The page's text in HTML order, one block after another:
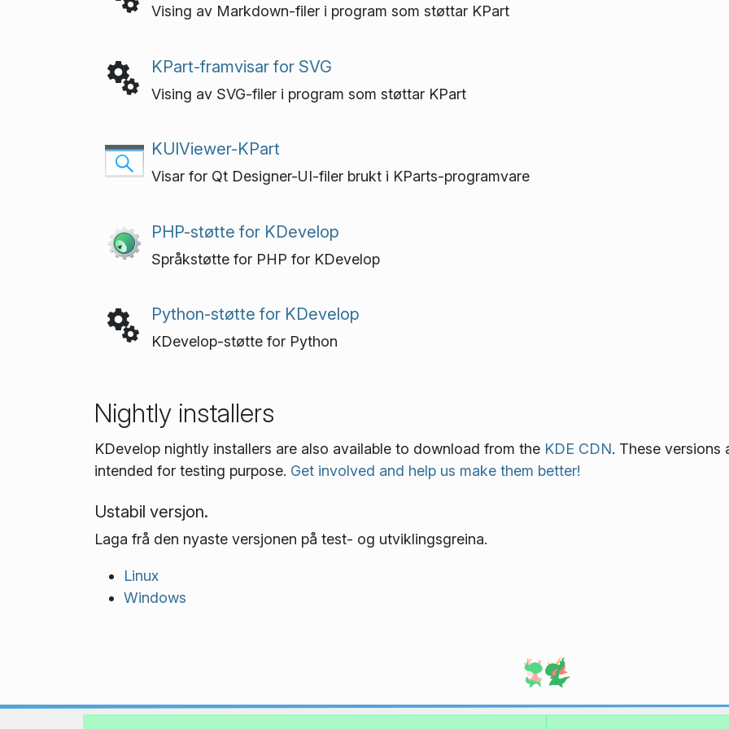
Vising av Markdown-filer i program som støttar KPart
KPart-framvisar for SVG
Vising av SVG-filer i program som støttar KPart
KUIViewer-KPart
Visar for Qt Designer-UI-filer brukt i KParts-programvare
PHP-støtte for KDevelop
Språkstøtte for PHP for KDevelop
Python-støtte for KDevelop
KDevelop-støtte for Python
Nightly installers
KDevelop nightly installers are also available to download from the KDE CDN. These versions
intended for testing purpose. Get involved and help us make them better!
Ustabil versjon.
Laga frå den nyaste versjonen på test- og utviklings­greina.
Linux
Windows